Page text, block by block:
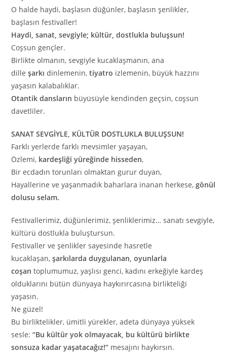
O halde haydi, başlasın düğünler, başlasın şenlikler,
başlasın festivaller!
Haydi, sanat, sevgiyle; kültür, dostlukla buluşsun!
Coşsun gençler.
Birlikte olmanın, sevgiyle kucaklaşmanın, ana
dilleşarkıdinlemenin,tiyatro izlemenin, büyük hazzını
yaşasın kalabalıklar.
Otantik dansların büyüsüyle kendinden geçsin, coşsun
davetliler.
SANAT SEVGİYLE, KÜLTÜR DOSTLUKLA BULUŞSUN!
Farklı yerlerde farklı mevsimler yaşayan,
Özlemi, kardeşliği yüreğinde hisseden,
Bir ecdadın torunları olmaktan gurur duyan,
Hayallerine ve yaşanmadık baharlara inanan herkese,gönül
dolusu selam.
Festivallerimiz, düğünlerimiz, şenliklerimiz… sanatı sevgiyle,
kültürü dostlukla buluştursun.
Festivaller ve şenlikler sayesinde hasretle
kucaklaşan,şarkılarda duygulanan, oyunlarla
coşantoplumumuz, yaşlısı genci, kadını erkeğiyle kardeş
olduklarını bütün dünyaya haykırırcasına birlikteliği
yaşasın.
Ne güzel!
Bu birliktelikler, ümitli yürekler, adeta dünyaya yüksek
sesle:“Bu kültür yok olmayacak, bu kültürü birlikte
sonsuza kadar yaşatacağız!” mesajını haykırsın.